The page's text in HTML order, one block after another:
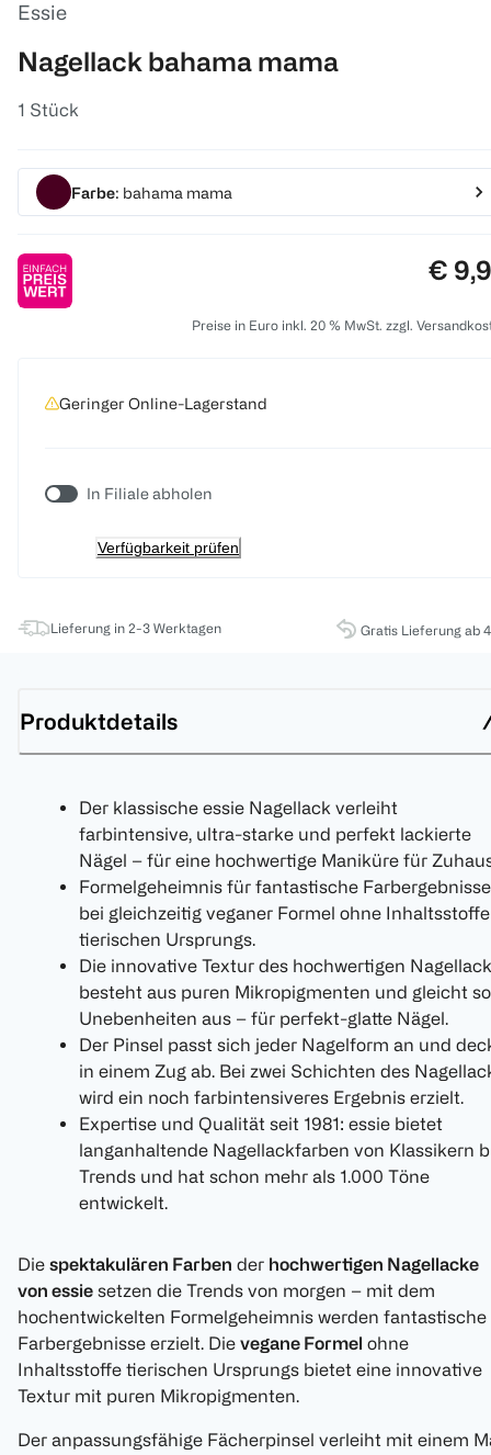
Essie
Nagellack bahama mama
1 Stück
Farbe: bahama mama
€
Preise in Euro inkl. 20 % MwSt. zzgl.
Geringer Online-Lagerstand
In Filiale abholen
Verfügbarkeit prüfen
Lieferung in 2-3 Werktagen Gratis Lieferung ab
Produktdetails
Der klassische essie Nagellack verleiht
farbintensive, ultra-starke und perfekt lackierte
Nägel – für eine hochwertige Maniküre für
Formelgeheimnis für fantastische
bei gleichzeitig veganer Formel ohne Inhaltsstoffe
tierischen Ursprungs.
Die innovative Textur des hochwertigen
besteht aus puren Mikropigmenten und gleicht so
Unebenheiten aus – für perfekt-glatte Nägel.
Der Pinsel passt sich jeder Nagelform an und
in einem Zug ab. Bei zwei Schichten des
wird ein noch farbintensiveres Ergebnis erzielt.
Expertise und Qualität seit 1981: essie bietet
langanhaltende Nagellackfarben von Klassikern
Trends und hat schon mehr als 1.000 Töne
entwickelt.
Die spektakulären Farben der hochwertigen Nagellacke
von essie setzen die Trends von morgen – mit dem
hochentwickelten Formelgeheimnis werden fantastische
Farbergebnisse erzielt. Die vegane Formel ohne
Inhaltsstoffe tierischen Ursprungs bietet eine innovative
Textur mit puren Mikropigmenten.
Der anpassungsfähige Fächerpinsel verleiht mit einem